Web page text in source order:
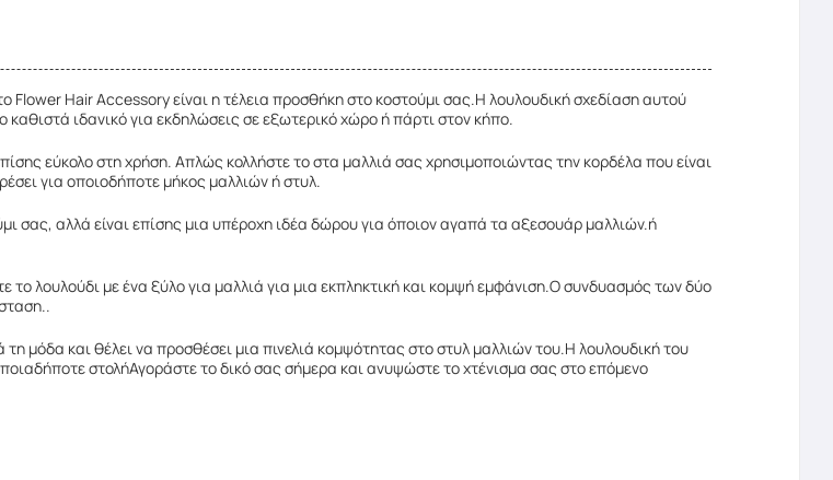
Flower Hair Accessory είναι η τέλεια προσθήκη στο κοστούμι σας.Η λουλουδική σχεδίαση αυτού
ιδανικό για εκδηλώσεις σε εξωτερικό χώρο ή πάρτι στον κήπο.
εύκολο στη χρήση. Απλώς κολλήστε το στα μαλλιά σας χρησιμοποιώντας την κορδέλα που είναι
για οποιοδήποτε μήκος μαλλιών ή στυλ.
σας, αλλά είναι επίσης μια υπέροχη ιδέα δώρου για όποιον αγαπά τα αξεσουάρ μαλλιών.ή
λουλούδι με ένα ξύλο για μαλλιά για μια εκπληκτική και κομψή εμφάνιση.Ο συνδυασμός των δύο
μόδα και θέλει να προσθέσει μια πινελιά κομψότητας στο στυλ μαλλιών του.Η λουλουδική του
στολήΑγοράστε το δικό σας σήμερα και ανυψώστε το χτένισμα σας στο επόμενο